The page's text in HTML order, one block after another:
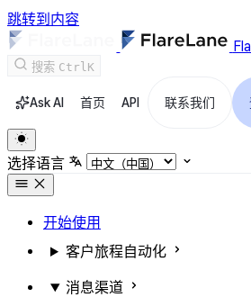
跳转到内容
搜索 CtrlK
Ask AI 首页 API 联系我们
选择语言
开始使用
客户旅程自动化
消息渠道